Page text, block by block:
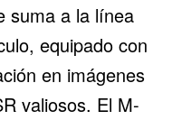
suma a la línea
equipado con
en imágenes
valiosos. El M-